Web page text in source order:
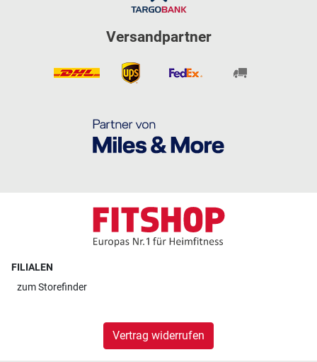
Versandpartner
FILIALEN
zumStorefinder
Vertrag widerrufen